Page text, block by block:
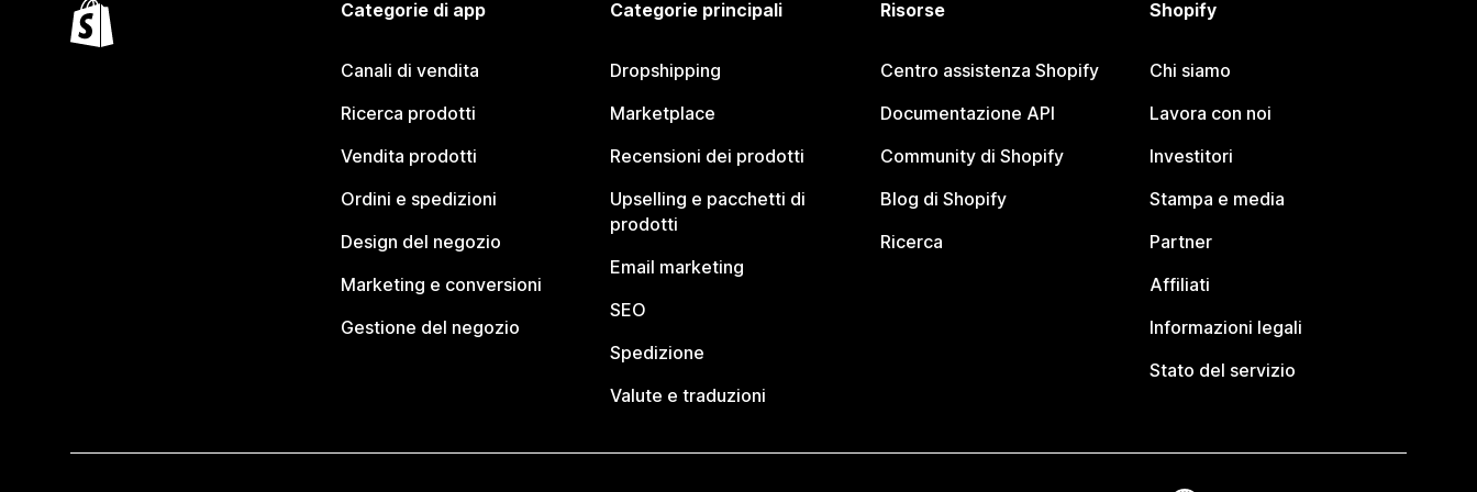
Categorie di app
Canali di vendita
Ricerca prodotti
Vendita prodotti
Ordini e spedizioni
Design del negozio
Marketing e conversioni
Gestione del negozio
Categorie principali
Dropshipping
Marketplace
Recensioni dei prodotti
Upselling e pacchetti di
prodotti
Email marketing
SEO
Spedizione
Valute e traduzioni
Risorse
Centro assistenza Shopify
Documentazione API
Community di Shopify
Blog di Shopify
Ricerca
Shopify
Chi siamo
Lavora con noi
Investitori
Stampa e media
Partner
Affiliati
Informazioni legali
Stato del servizio